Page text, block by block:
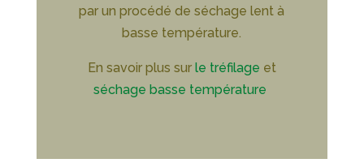
par un procédé de séchage lent à
basse température.
En savoir plus sur le tréfilage et
séchage basse température